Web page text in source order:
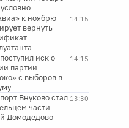
14:15
к ноябрю
вернуть
14:15
иск о
партии
с выборов в
13:30
Внуково стал
части
Домодедово